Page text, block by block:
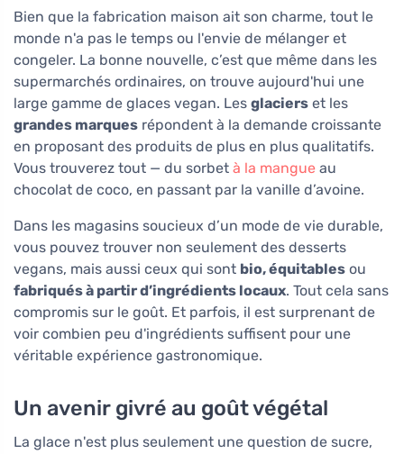
Bien que la fabrication maison ait son charme, tout le
monde n'a pas le temps ou l'envie de mélanger et
congeler. La bonne nouvelle, c’est que même dans les
supermarchés ordinaires, on trouve aujourd'hui une
large gamme de glaces vegan. Les glaciers et les
grandes marques répondent à la demande croissante
en proposant des produits de plus en plus qualitatifs.
Vous trouverez tout — du sorbet à la mangue au
chocolat de coco, en passant par la vanille d’avoine.
Dans les magasins soucieux d’un mode de vie durable,
vous pouvez trouver non seulement des desserts
vegans, mais aussi ceux qui sont bio, équitables ou
fabriqués à partir d’ingrédients locaux. Tout cela sans
compromis sur le goût. Et parfois, il est surprenant de
voir combien peu d'ingrédients suffisent pour une
véritable expérience gastronomique.
Un avenir givré au goût végétal
La glace n'est plus seulement une question de sucre,